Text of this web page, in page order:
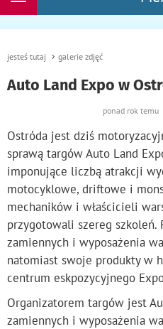
jesteś tutaj galerie zdjęć
Auto Land Expo w
ponad rok
Ostróda jest dziś
sprawą targów Auto Land
imponujące liczbą atrakcji
motocyklowe, driftowe i
mechaników i właścicieli
przygotowali szereg szkoleń.
zamiennych i wyposażenia
natomiast swoje produkty w
centrum eskpozycyjnego
Organizatorem targów jest
zamiennych i wyposażenia